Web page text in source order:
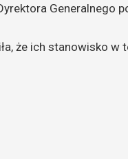
Generalnego
że ich stanowisko